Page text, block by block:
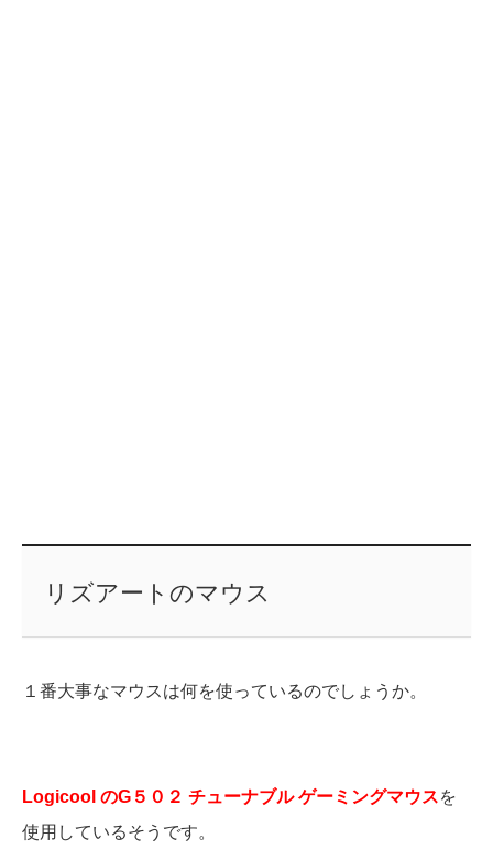
リズアートのマウス
１番大事なマウスは何を使っているのでしょうか。
Logicool のG５０２ チューナブル ゲーミングマウスを
使用しているそうです。